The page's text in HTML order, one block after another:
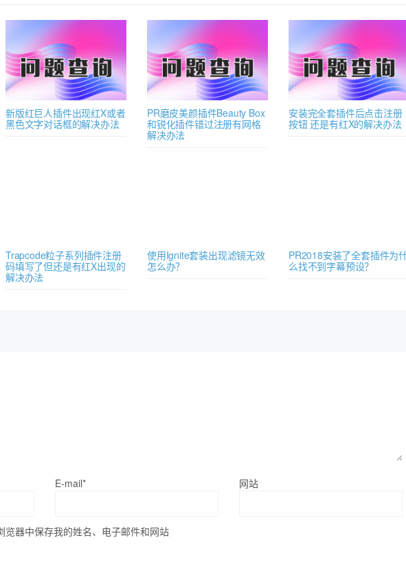
新版红巨人插件出现红X或者
黑色文字对话框的解决办法
PR磨皮美颜插件Beauty Box
和锐化插件错过注册有网格
解决办法
安装完全套插件后点击注册
按钮 还是有红X的解决办法
Trapcode粒子系列插件注册
码填写了但还是有红X出现的
解决办法
使用Ignite套装出现滤镜无效
怎么办？
PR2018安装了全套插件为
么找不到字幕预设？
E-mail* 网站
览器中保存我的姓名、电子邮件和网站